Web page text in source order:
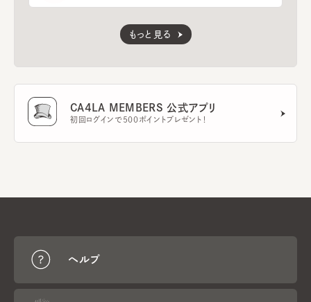
もっと見る
CA4LA MEMBERS 公式アプリ
初回ログインで500ポイントプレゼント！
ヘルプ